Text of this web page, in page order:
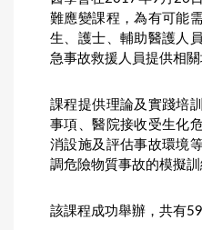
難應變課程，為有可能
生、護士、輔助醫護人
急事故救援人員提供相關
課程提供理論及實踐培
事項、醫院接收受生化
消設施及評估事故環境
調危險物質事故的模擬訓
該課程成功舉辦，共有59